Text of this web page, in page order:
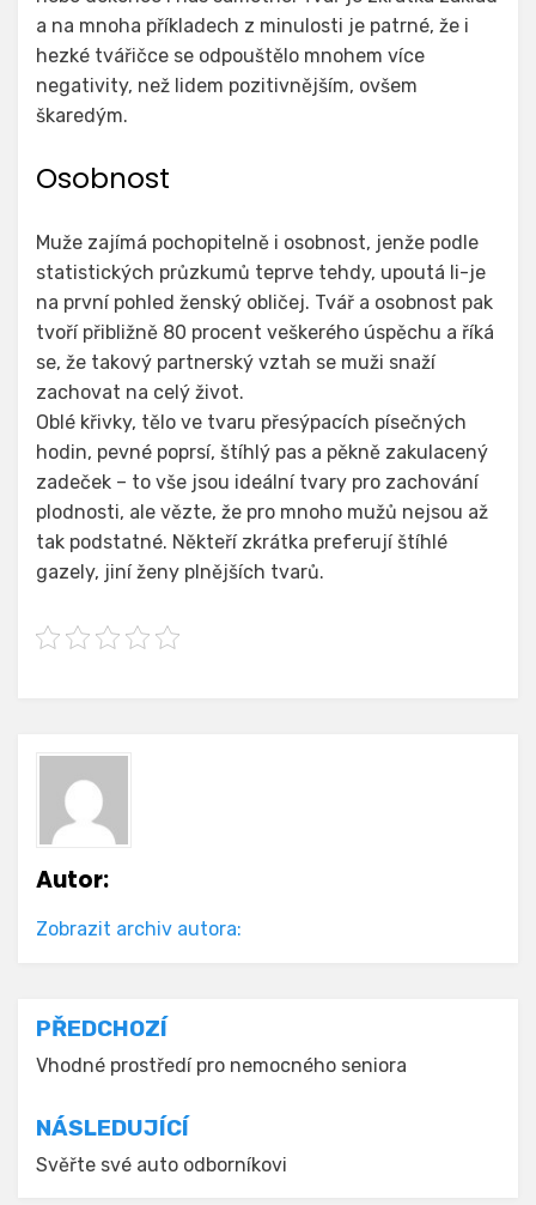
a na mnoha příkladech z minulosti je patrné, že i
hezké tvářičce se odpouštělo mnohem více
negativity, než lidem pozitivnějším, ovšem
škaredým.
Osobnost
Muže zajímá pochopitelně i osobnost, jenže podle
statistických průzkumů teprve tehdy, upoutá li-je
na první pohled ženský obličej. Tvář a osobnost pak
tvoří přibližně 80 procent veškerého úspěchu a říká
se, že takový partnerský vztah se muži snaží
zachovat na celý život.
Oblé křivky, tělo ve tvaru přesýpacích písečných
hodin, pevné poprsí, štíhlý pas a pěkně zakulacený
zadeček – to vše jsou ideální tvary pro zachování
plodnosti, ale vězte, že pro mnoho mužů nejsou až
tak podstatné. Někteří zkrátka preferují štíhlé
gazely, jiní ženy plnějších tvarů.
Autor:
Zobrazit archiv autora:
Navigace
pro
příspěvek
PŘEDCHOZÍ
Vhodné prostředí pro nemocného seniora
NÁSLEDUJÍCÍ
Svěřte své auto odborníkovi